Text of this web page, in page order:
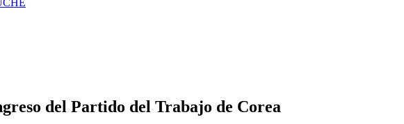
del Partido del Trabajo de Corea